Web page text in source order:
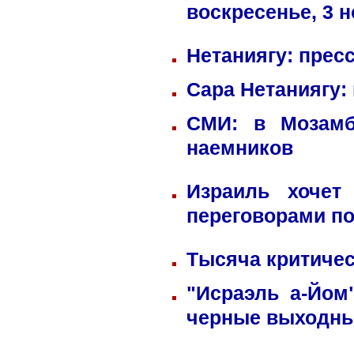
воскресенье, 3
Нетаниягу:
Сара
СМИ: в
наемников
Израиль
переговорами
Тысяча
"Исраэль а-
черные